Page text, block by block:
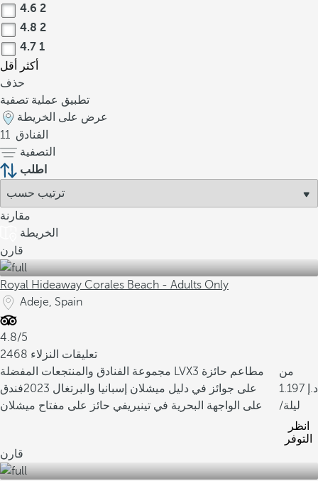
4.6 2
4.8 2
4.7 1
أكثر
أقل
حذف
تطبيق عملية تصفية
عرض على الخريطة
11 الفنادق
التصفية
اطلب
مقارنة
الخريطة
قارن
Royal Hideaway Corales Beach - Adults Only
Adeje, Spain
4.8/5
2468 تعليقات النزلاء
مجموعة الفنادق والمنتجعات المفضلة LVX3 مطاعم حائزة
على جوائز في دليل ميشلان إسبانيا والبرتغال 2023
فندق
على الواجهة البحرية في تينيريفي حائز على مفتاح ميشلان
من
1.197
/ليلة
انظر
التوفر
قارن